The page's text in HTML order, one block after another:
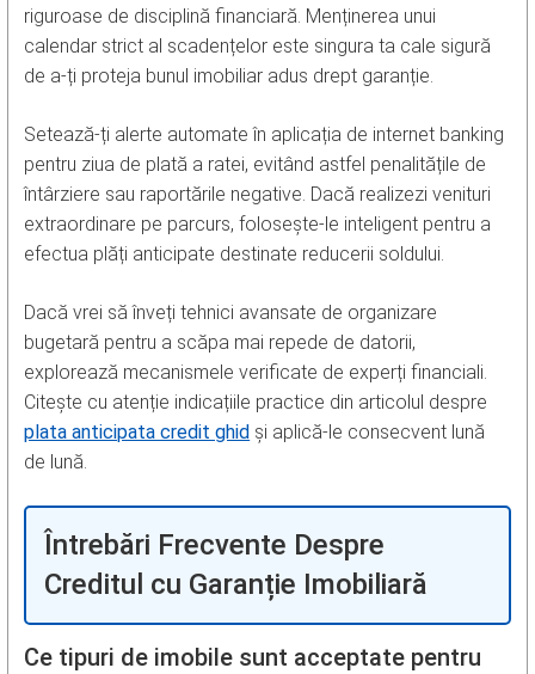
riguroase de disciplină financiară. Menținerea unui
calendar strict al scadențelor este singura ta cale sigură
de a-ți proteja bunul imobiliar adus drept garanție.
Setează-ți alerte automate în aplicația de internet banking
pentru ziua de plată a ratei, evitând astfel penalitățile de
întârziere sau raportările negative. Dacă realizezi venituri
extraordinare pe parcurs, folosește-le inteligent pentru a
efectua plăți anticipate destinate reducerii soldului.
Dacă vrei să înveți tehnici avansate de organizare
bugetară pentru a scăpa mai repede de datorii,
explorează mecanismele verificate de experți financiali.
Citește cu atenție indicațiile practice din articolul despre
plata anticipata credit ghid și aplică-le consecvent lună
de lună.
Întrebări Frecvente Despre
Creditul cu Garanție Imobiliară
Ce tipuri de imobile sunt acceptate pentru